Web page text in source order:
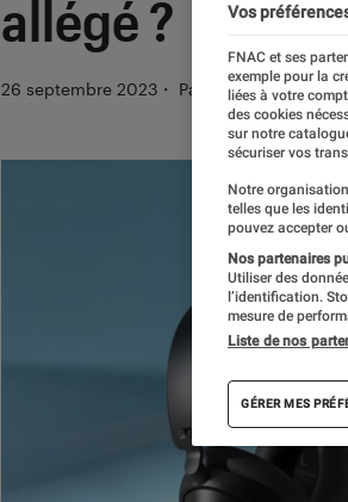
allégé ?
26 septembre 2023 ・ Par Damien Fregoli
Vos
FNAC et ses
exemple pour la
liées à votre
des cookies
sur notre
sécuriser vos
Notre
telles que les
pouvez accepter
Nos partenaires
Utiliser des
l’identification.
mesure de
Liste de nos
GÉRER MES